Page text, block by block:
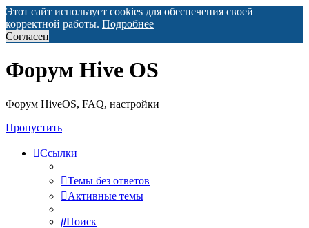
Этот сайт использует cookies для обеспечения своей
корректной работы. Подробнее
Согласен
Форум Hive OS
Форум HiveOS, FAQ, настройки
Пропустить
Ссылки
Темы без ответов
Активные темы
Поиск